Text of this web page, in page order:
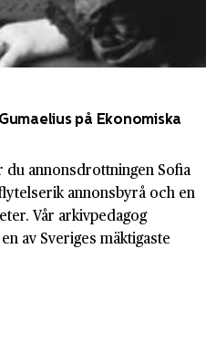
på Ekonomiska
annonsdrottningen Sofia
annonsbyrå och en
Vår arkivpedagog
av Sveriges mäktigaste